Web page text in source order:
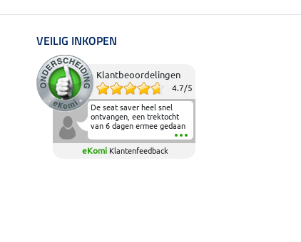
VEILIG INKOPEN
Klantbeoordelingen
4.7/5
De seat saver heel snel
ontvangen, een trektocht
van 6 dagen ermee gedaan
en deze heeft de beproeving
fantastisch doorstaan.
Heerlijk zacht om op te
eKomi Klantenfeedback